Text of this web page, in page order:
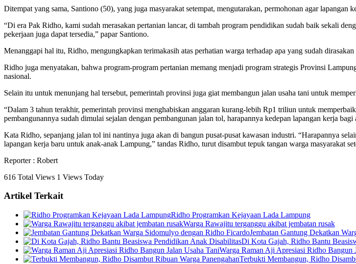
Ditempat yang sama, Santiono (50), yang juga masyarakat setempat, mengutarakan, permohonan agar lapangan
“Di era Pak Ridho, kami sudah merasakan pertanian lancar, di tambah program pendidikan sudah baik sekali
pekerjaan juga dapat tersedia,” papar Santiono.
Menanggapi hal itu, Ridho, mengungkapkan terimakasih atas perhatian warga terhadap apa yang sudah
Ridho juga menyatakan, bahwa program-program pertanian memang menjadi program strategis Provinsi
nasional.
Selain itu untuk menunjang hal tersebut, pemerintah provinsi juga giat membangun jalan usaha tani untuk
“Dalam 3 tahun terakhir, pemerintah provinsi menghabiskan anggaran kurang-lebih Rp1 triliun untuk
pembangunannya sudah dimulai sejalan dengan pembangunan jalan tol, harapannya kedepan lapangan kerja
Kata Ridho, sepanjang jalan tol ini nantinya juga akan di bangun pusat-pusat kawasan industri. “Harapannya
lapangan kerja baru untuk anak-anak Lampung,” tandas Ridho, turut disambut tepuk tangan warga masyarakat
Reporter : Robert
616 Total Views 1 Views Today
Artikel Terkait
Ridho Programkan Kejayaan Lada Lampung
Warga Rawajitu terganggu akibat jembatan rusak
Jembatan Gantung Dekatkan
Di Kota Gajah, Ridho Bantu
Warga Raman Aji Apresiasi Ridho Bangun
Terbukti Membangun, Ridho